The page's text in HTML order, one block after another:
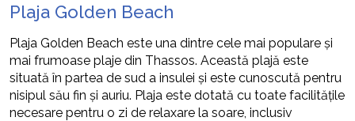
Plaja Golden Beach
Plaja Golden Beach este una dintre cele mai populare și
mai frumoase plaje din Thassos. Această plajă este
situată în partea de sud a insulei și este cunoscută pentru
nisipul său fin și auriu. Plaja este dotată cu toate facilitățile
necesare pentru o zi de relaxare la soare, inclusiv